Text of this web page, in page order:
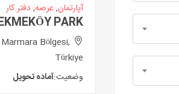
آپارتمان, عرصه,دفتر کار
PARK
Bölgesi,
Türkiye
وضعیت:آماده تحویل